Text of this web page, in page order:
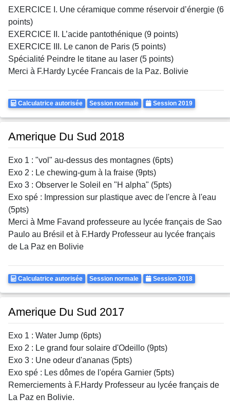
EXERCICE I. Une céramique comme réservoir d’énergie (6
points)
EXERCICE II. L’acide pantothénique (9 points)
EXERCICE III. Le canon de Paris (5 points)
Spécialité Peindre le titane au laser (5 points)
Merci à F.Hardy Lycée Francais de la Paz. Bolivie
Calculatrice
Calculatrice autorisée Rattrapages
Session normale Annee
Session 2019
Amerique Du Sud 2018
Exo 1 : "vol" au-dessus des montagnes (6pts)
Exo 2 : Le chewing-gum à la fraise (9pts)
Exo 3 : Observer le Soleil en "H alpha" (5pts)
Exo spé : Impression sur plastique avec de l'encre à l'eau
(5pts)
Merci à Mme Favand professeure au lycée français de Sao
Paulo au Brésil et à F.Hardy Professeur au lycée français
de La Paz en Bolivie
Calculatrice
Calculatrice autorisée Rattrapages
Session normale Annee
Session 2018
Amerique Du Sud 2017
Exo 1 : Water Jump (6pts)
Exo 2 : Le grand four solaire d'Odeillo (9pts)
Exo 3 : Une odeur d'ananas (5pts)
Exo spé : Les dômes de l'opéra Garnier (5pts)
Remerciements à F.Hardy Professeur au lycée français de
La Paz en Bolivie.